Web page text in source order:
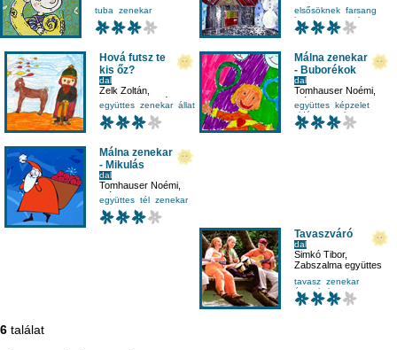
tuba zenekar elsősöknek farsang
hangszer
zenekar
Hová futsz te
kis őz?
dal
Zelk Zoltán
Tomhauser Noémi
,
Málna zenekar
együttes zenekar állat
Málna zenekar
- Buborékok
dal
Tomhauser Noémi
Málna zenekar
Jakabos Juli
együttes képzelet
vidám
zenekar
Málna zenekar
- Mikulás
dal
Tomhauser Noémi
Málna zenekar
Jakabos Juli
együttes tél zenekar
Tavaszváró
dal
Simkó Tibor,
Zabszalma együttes
tavasz zenekar
évszakok
6 találat